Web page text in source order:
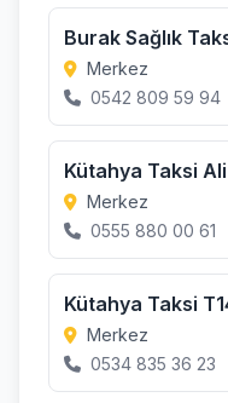
Burak Sağlık
Merkez
0542 809 59 94
Kütahya Taksi
Merkez
0555 880 00 61
Kütahya Taksi
Merkez
0534 835 36 23